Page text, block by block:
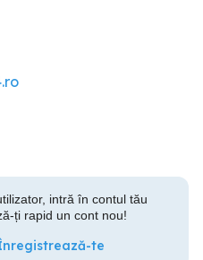
intră în contul tău
ți rapid un cont nou!
te